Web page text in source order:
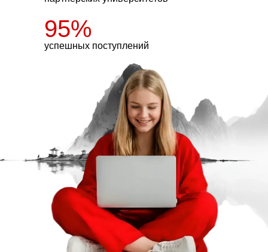
95%
успешных поступлений